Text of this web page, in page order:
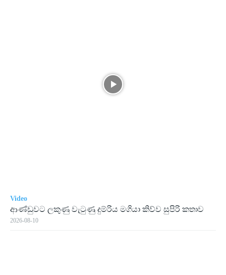
Video
ආණ්ඩුවට ලකුණු වැටුණු දුම්රිය මගියා කිව්ව සුපිරි කතාව
2026-08-10